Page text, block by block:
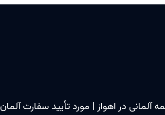
آلمانی در اهواز | مورد تأیید سفارت آلمان